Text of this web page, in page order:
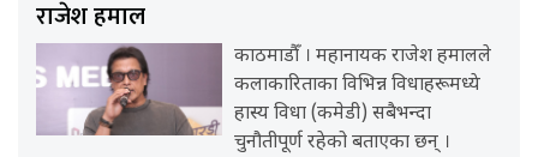
राजेश हमाल
काठमाडौँ । महानायक राजेश हमालले
कलाकारिताका विभिन्न विधाहरूमध्ये
हास्य विधा (कमेडी) सबैभन्दा
चुनौतीपूर्ण रहेको बताएका छन् ।